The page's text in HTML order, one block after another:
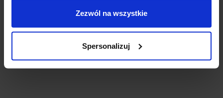
Zezwól na wszystkie
Spersonalizuj
Temperatura przechowywania: od -30 do + 100 °C
Wymiary: 20 x 21 x 7 mm